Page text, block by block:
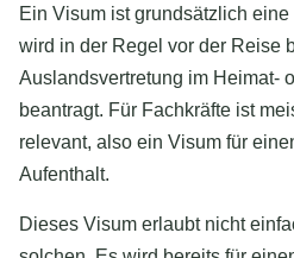
Ein Visum ist grundsätzlich
wird in der Regel vor der Reise
Auslandsvertretung im Heimat-
beantragt. Für Fachkräfte ist
relevant, also ein Visum für
Aufenthalt.
Dieses Visum erlaubt nicht